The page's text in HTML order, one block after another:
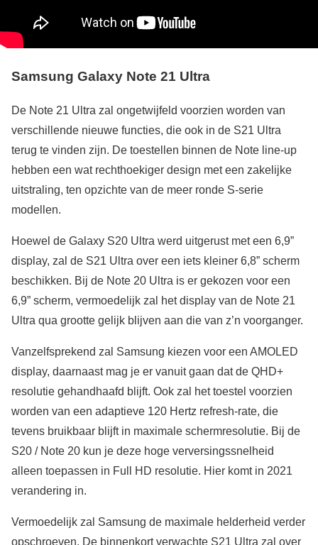
Samsung Galaxy Note 21 Ultra
De Note 21 Ultra zal ongetwijfeld voorzien worden van
verschillende nieuwe functies, die ook in de S21 Ultra
terug te vinden zijn. De toestellen binnen de Note line-up
hebben een wat rechthoekiger design met een zakelijke
uitstraling, ten opzichte van de meer ronde S-serie
modellen.
Hoewel de Galaxy S20 Ultra werd uitgerust met een 6,9”
display, zal de S21 Ultra over een iets kleiner 6,8” scherm
beschikken. Bij de Note 20 Ultra is er gekozen voor een
6,9” scherm, vermoedelijk zal het display van de Note 21
Ultra qua grootte gelijk blijven aan die van z’n voorganger.
Vanzelfsprekend zal Samsung kiezen voor een AMOLED
display, daarnaast mag je er vanuit gaan dat de QHD+
resolutie gehandhaafd blijft. Ook zal het toestel voorzien
worden van een adaptieve 120 Hertz refresh-rate, die
tevens bruikbaar blijft in maximale schermresolutie. Bij de
S20 / Note 20 kun je deze hoge verversingssnelheid
alleen toepassen in Full HD resolutie. Hier komt in 2021
verandering in.
Vermoedelijk zal Samsung de maximale helderheid verder
opschroeven. De binnenkort verwachte S21 Ultra zal over